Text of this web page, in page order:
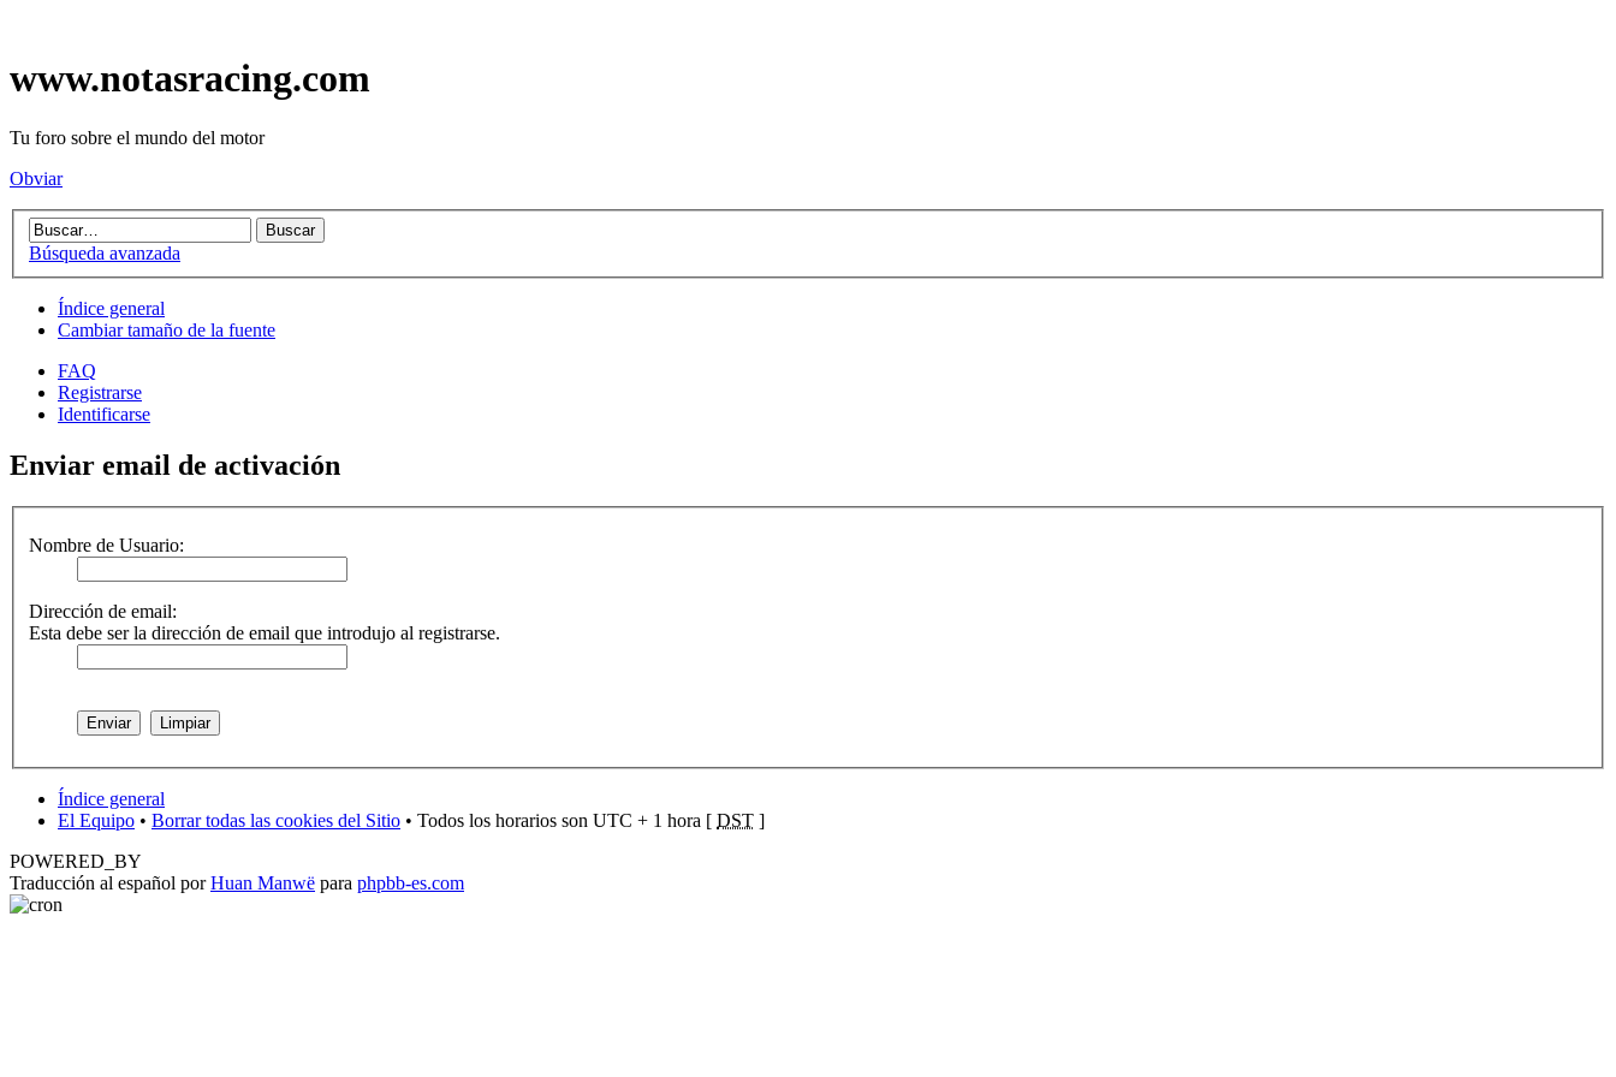
www.notasracing.com
Tu foro sobre el mundo del motor
Obviar
Búsqueda avanzada
Índice general
Cambiar tamaño de la fuente
FAQ
Registrarse
Identificarse
Enviar email de activación
Nombre de Usuario:
Dirección de email:
Esta debe ser la dirección de email que introdujo al registrarse.
Índice general
El Equipo • Borrar todas las cookies del Sitio • Todos los horarios son UTC + 1 hora [ DST ]
POWERED_BY
Traducción al español porHuan Manwë para phpbb-es.com